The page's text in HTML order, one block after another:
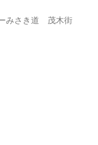
みさき道 茂木街